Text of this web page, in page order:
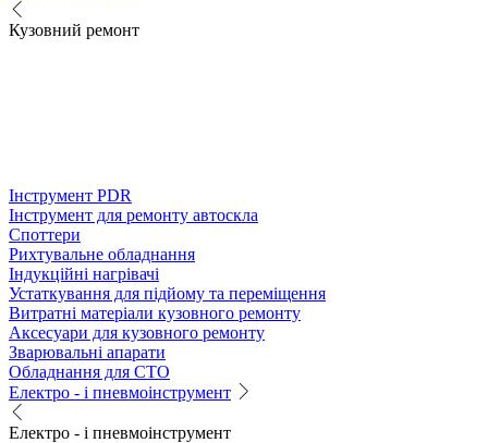
Кузовний ремонт
Інструмент PDR
Інструмент для ремонту автоскла
Споттери
Рихтувальне обладнання
Індукційні нагрівачі
Устаткування для підйому та переміщення
Витратні матеріали кузовного ремонту
Аксесуари для кузовного ремонту
Зварювальні апарати
Обладнання для СТО
Електро - і пневмоінструмент
Електро - і пневмоінструмент